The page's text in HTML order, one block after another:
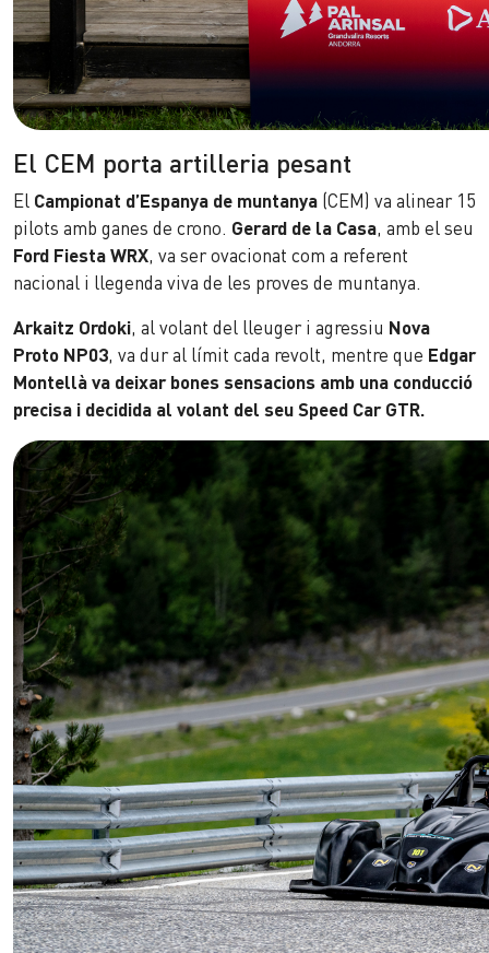
El CEM porta artilleria pesant
El Campionat d’Espanya de muntanya (CEM) va alinear 15
pilots amb ganes de crono. Gerard de la Casa, amb el seu
Ford Fiesta WRX, va ser ovacionat com a referent
nacional i llegenda viva de les proves de muntanya.
Arkaitz Ordoki, al volant del lleuger i agressiu Nova
Proto NP03, va dur al límit cada revolt, mentre que Edgar
Montellàva deixar bones sensacions amb una conducció
precisa i decidida al volant del seuSpeed Car GTR.